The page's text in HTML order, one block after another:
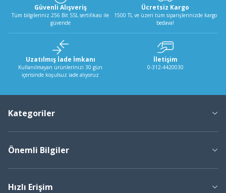
Güvenli Alışveriş
Tüm bilgileriniz 256 Bit SSL sertifikası ile
güvende
Ücretsiz Kargo
1500 TL ve üzeri tüm siparişlerinizde kargo
bedava!
Uzatılmış İade İmkanı
Kullanılmayan ürünlerinizi 30 gün
içerisinde koşulsuz iade alıyoruz
İletişim
0-312-4420030
Kategoriler
Önemli Bilgiler
Hızlı Erişim